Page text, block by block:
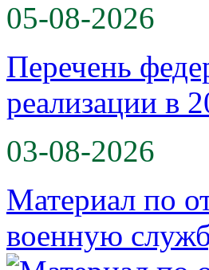
05-08-2026
Перечень
реализации в
03-08-2026
Материал по
военную